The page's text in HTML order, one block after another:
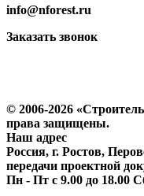
info@nforest.ru
Заказать звонок
© 2006-2026
права защищены.
Наш адрес
Россия, г. Ростов,
передачи проектной
Пн - Пт с 9.00 до 18.00